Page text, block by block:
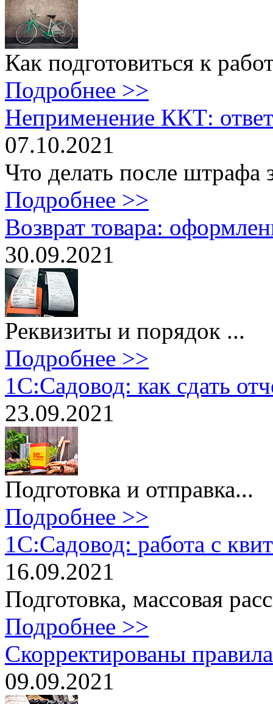
Как подготовиться к
Подробнее >>
Неприменение ККТ:
07.10.2021
Что делать после
Подробнее >>
Возврат товара:
30.09.2021
Реквизиты и порядок ...
Подробнее >>
1С:Садовод: как сдать
23.09.2021
Подготовка и отправка...
Подробнее >>
1С:Садовод: работа с
16.09.2021
Подготовка, массовая
Подробнее >>
Скорректированы
09.09.2021